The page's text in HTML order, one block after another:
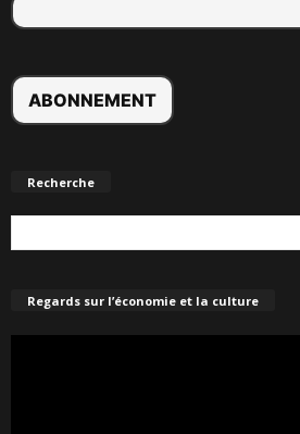
Recherche
Regards sur l’économie et la culture